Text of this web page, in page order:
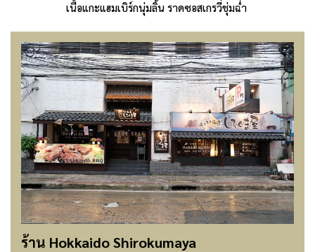
เนื้อแกะแฮมเบิร์กนุ่มลิ้น ราดซอสเกรวี่ชุ่มฉ่ำ
ร้าน Hokkaido Shirokumaya